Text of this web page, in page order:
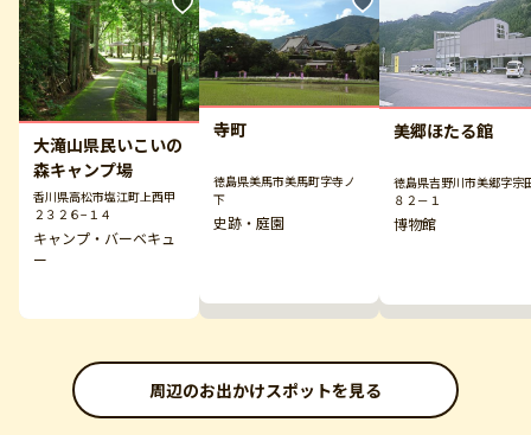
大滝山県民いこいの
森キャンプ場
香川県高松市塩江町上西甲
２３２６−１４
キャンプ・バーベキュ
ー
寺町
徳島県美馬市美馬町字寺ノ
下
史跡・庭園
美郷ほたる館
徳島県吉野川市美郷字宗
８２－１
博物館
周辺のお出かけスポットを見る